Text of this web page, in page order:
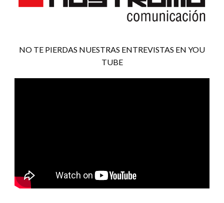
NO TE PIERDAS NUESTRAS ENTREVISTAS EN YOU
TUBE